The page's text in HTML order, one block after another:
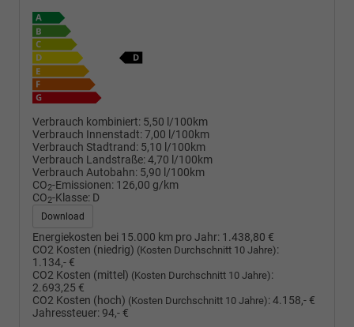
Verbrauch kombiniert: 5,50 l/100km
Verbrauch Innenstadt:7,00 l/100km
Verbrauch Stadtrand: 5,10 l/100km
Verbrauch Landstraße:4,70 l/100km
Verbrauch Autobahn: 5,90 l/100km
CO2-Emissionen: 126,00 g/km
CO2-Klasse: D
Download
Energiekosten bei 15.000 km pro Jahr: 1.438,80 €
CO2 Kosten (niedrig) (Kosten Durchschnitt 10 Jahre):
1.134,- €
CO2 Kosten (mittel) (Kosten Durchschnitt 10 Jahre):
2.693,25 €
CO2 Kosten (hoch) (Kosten Durchschnitt 10 Jahre):4.158,- €
Jahressteuer: 94,- €